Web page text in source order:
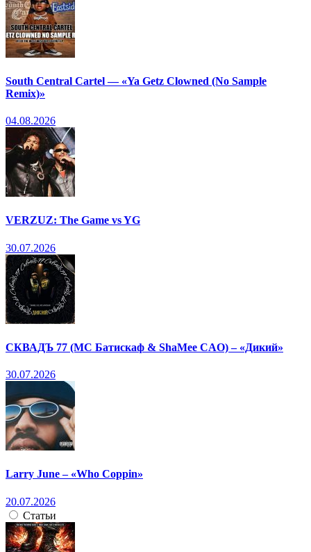
South Central Cartel — «Ya Getz Clowned (No Sample
Remix)»
04.08.2026
VERZUZ: The Game vs YG
30.07.2026
СКВАДЪ 77 (МС Батискаф & ShaMee CAO) – «Дикий»
30.07.2026
Larry June – «Who Coppin»
20.07.2026
Статьи